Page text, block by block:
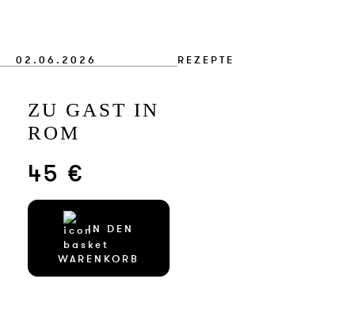
02.06.2026
ZU GAST IN
ROM
45 €
IN DEN
WARENKORB
REZEPTE